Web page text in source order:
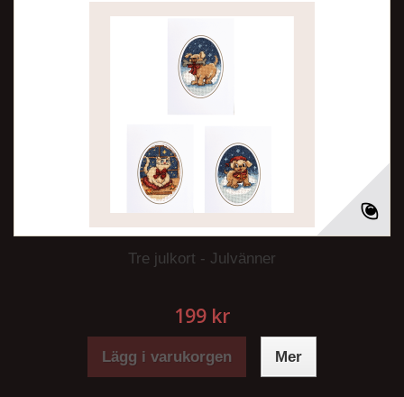
Tre julkort - Julvänner
199 kr
Lägg i varukorgen Mer